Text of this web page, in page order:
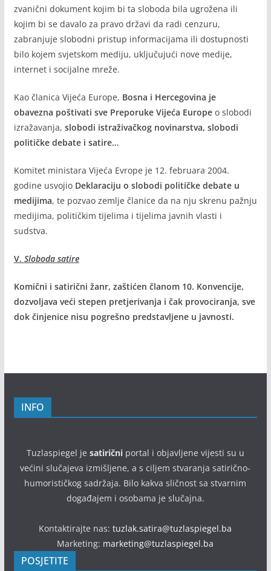
zvanični dokument kojim bi ta sloboda bila ugrožena ili
kojim bi se davalo za pravo državi da radi cenzuru,
zabranjuje slobodni pristup informacijama ili dostupnosti
bilo kojem svjetskom mediju, uključujući nove medije,
internet i socijalne mreže.
Kao članica Vijeća Europe, Bosna i Hercegovina je
obavezna poštivati sve Preporuke Vijeća Europeo slobodi
izražavanja, slobodi istraživačkog novinarstva, slobodi
političke debate i satire…
Komitet ministara Vijeća Evrope je 12. februara 2004.
godine usvojio Deklaraciju o slobodi političke debate u
medijima, te pozvao zemlje članice da na nju skrenu pažnju
medijima, političkim tijelima i tijelima javnih vlasti i
sudstva.
V. Sloboda satire
Komični i satirični žanr, zaštićen članom 10. Konvencije,
dozvoljava veći stepen pretjerivanja i čak provociranja, sve
dok činjenice nisu pogrešno predstavljene u javnosti.
INFO
Tuzlaspiegel je satiričniportal i objavljene vijesti su u
većini slučajeva izmišljene, a s ciljem stvaranja satirično-
humorističkog sadržaja. Bilo kakva sličnost sa stvarnim
događajem i osobama je slučajna.
Kontaktirajte nas:tuzlak.satira@tuzlaspiegel.ba
Marketing: marketing@tuzlaspiegel.ba
POSJETITE